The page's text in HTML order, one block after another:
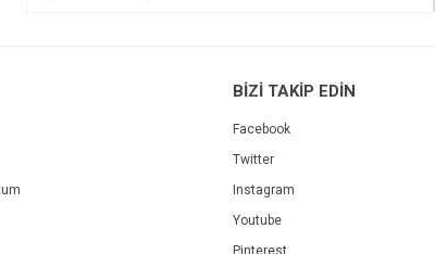
BİZİ TAKİP EDİN
Facebook
Twitter
Instagram
Youtube
Pinterest